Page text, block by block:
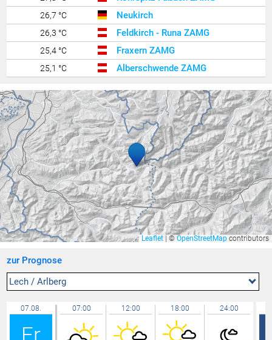
26,7 °C Neukirch
26,3 °C Feldkirch - Runa ZAMG
25,4 °C Fraxern ZAMG
25,1 °C Alberschwende ZAMG
24,3 °C Poschiavo / Robbia
24,2 °C Cham
24,1 °C Wädenswil
23,9 °C Feldbach
23,6 °C Buchs / Aarau
23,3 °C Hohenems-Werkhof
23,3 °C Mühlehorn / Walensee
23,2 °C Altach
23,2 °C Klaus
23,1 °C
23,0 °C
22,9 °C Riedt bei Erlen
22,9 °C Feldkirch Gisingen
Leaflet | © OpenStreetMap contributors
zur Prognose
Lech / Arlberg
07.08. 07:00 12:00 18:00 24:00